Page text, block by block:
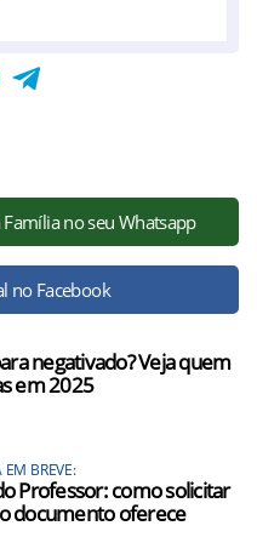
no seu Whatsapp
no Facebook
negativado? Veja quem
em 2025
EM BREVE:
Professor: como solicitar
documento oferece